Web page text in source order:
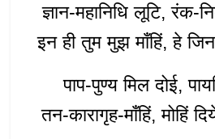
ज्ञान-महानिधि लूटि, रंक-
इन ही तुम मुझ माँहिं, हे
पाप-पुण्य मिल दोई,
तन-कारागृह-माँहिं, मोहिं